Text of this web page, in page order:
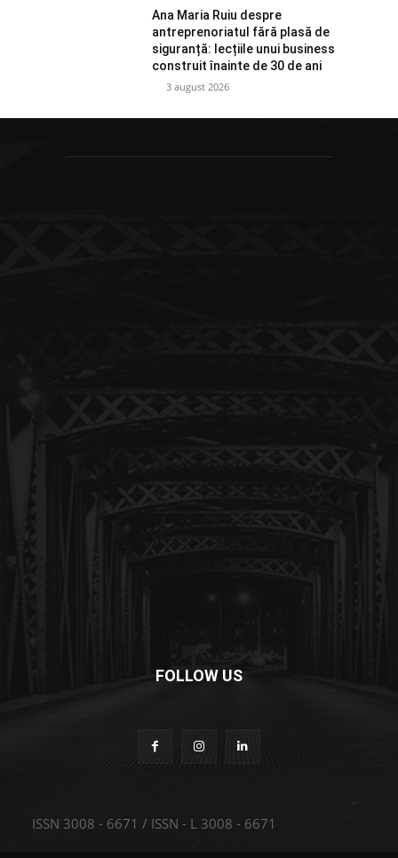
Ana Maria Ruiu despre
antreprenoriatul fără plasă de
siguranță: lecțiile unui business
construit înainte de 30 de ani
3 august 2026
FOLLOW US
ISSN 3008 - 6671 / ISSN - L 3008 - 6671